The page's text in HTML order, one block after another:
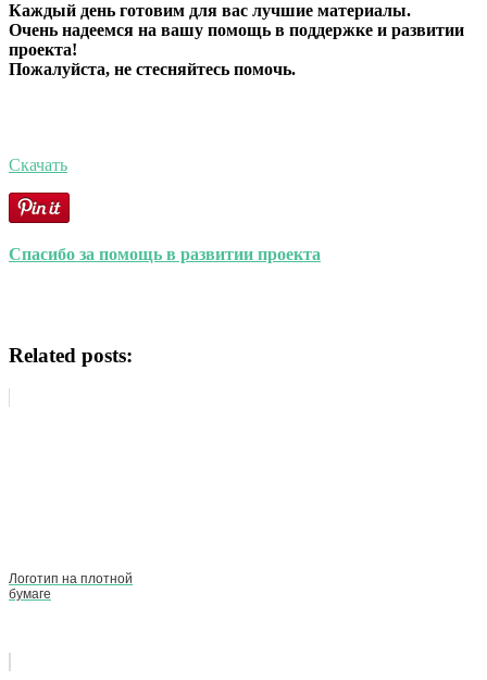
Каждый день готовим для вас лучшие материалы.
Очень надеемся на вашу помощь в поддержке и развитии
проекта!
Пожалуйста, не стесняйтесь помочь.
Скачать
Спасибо за помощь в развитии проекта
Related posts:
Логотип на плотной
бумаге